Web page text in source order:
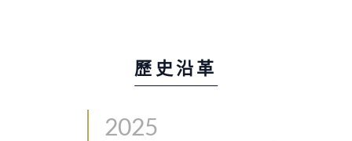
歷史沿革
2025